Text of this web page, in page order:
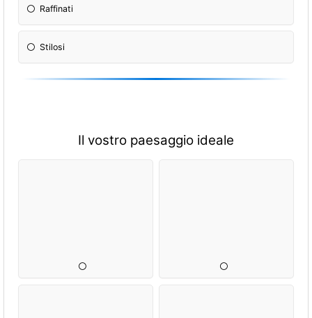
Raffinati
Stilosi
Il vostro paesaggio ideale